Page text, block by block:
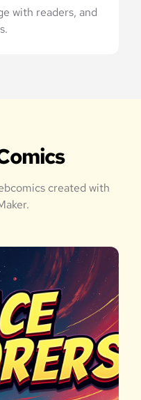
with readers, and
created with